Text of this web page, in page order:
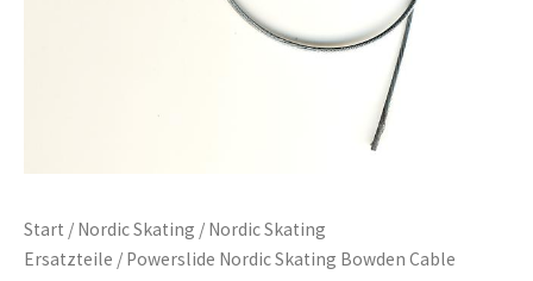
Start / Nordic Skating / Nordic Skating
Ersatzteile / Powerslide Nordic Skating Bowden Cable